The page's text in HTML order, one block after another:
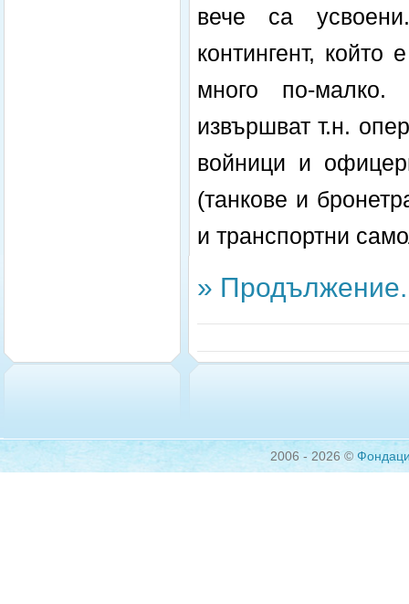
вече са
контингент, който
много по-малко.
извършват т.н.
войници и
(танкове и
и транспортни
»
2006 - 2026 ©